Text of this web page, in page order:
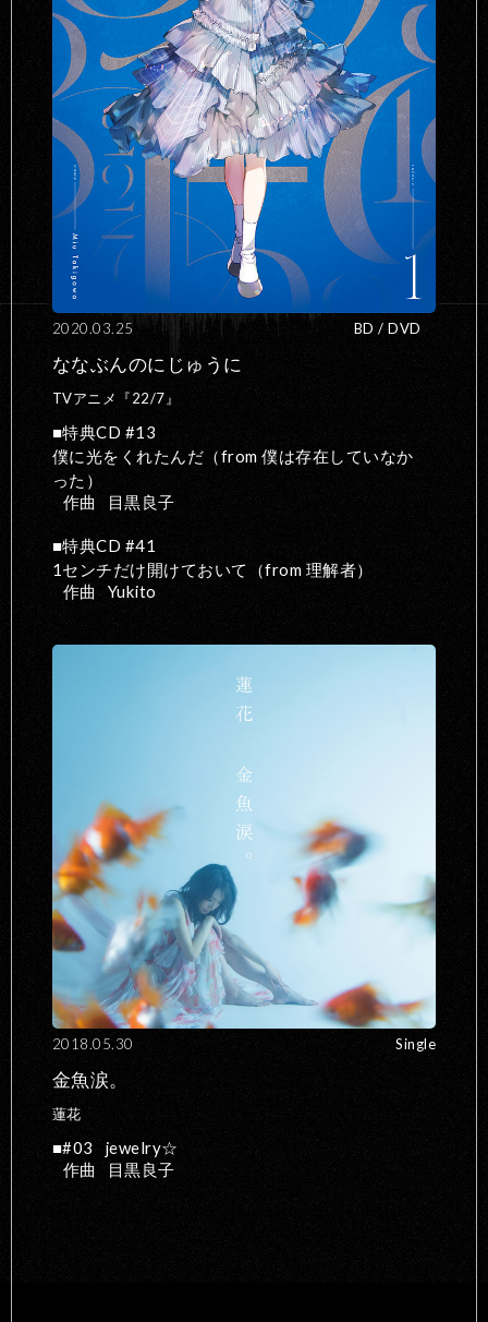
2020.03.25 BD / DVD
ななぶんのにじゅうに
TVアニメ『22/7』
特典CD #13
僕に光をくれたんだ（from 僕は存在していなか
った）
作曲
目黒良子
特典CD #41
1センチだけ開けておいて（from 理解者）
作曲
Yukito
2018.05.30 Single
金魚涙。
蓮花
#03
jewelry☆
作曲
目黒良子